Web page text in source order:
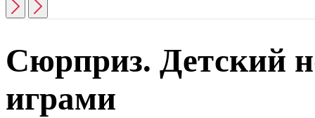
Сюрприз. Детский
играми